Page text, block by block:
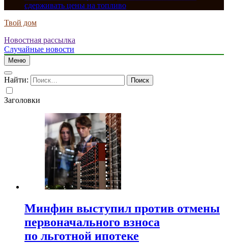
сдерживать цены на топливо
Твой дом
Новостная рассылка
Случайные новости
Меню
Найти:
Заголовки
Минфин выступил против отмены
первоначального взноса
по льготной ипотеке